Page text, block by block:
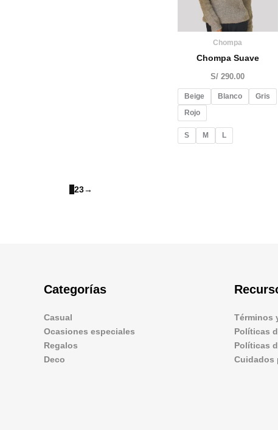
Chompa
Chompa Suave
S/ 290.00
Beige Blanco
Gris
Rojo
S M L
23→
Categorías
Casual
Ocasiones especiales
Regalos
Deco
Términos
Políticas
Políticas
Cuidados